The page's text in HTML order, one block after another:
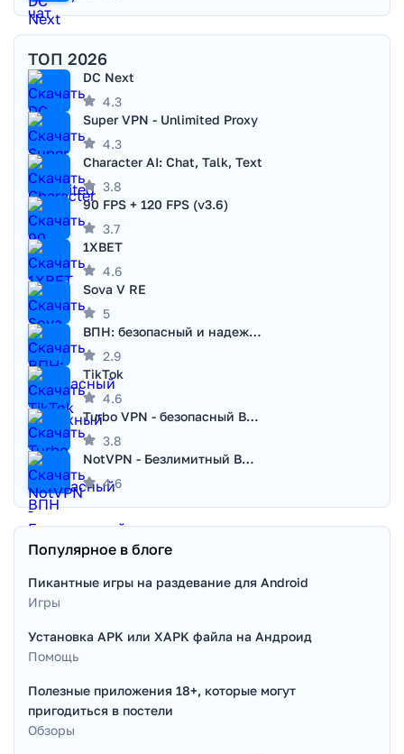
ТОП 2026
DC Next
4.3
Super VPN - Unlimited Proxy
4.3
Character AI: Chat, Talk, Text
3.8
90 FPS + 120 FPS (v3.6)
3.7
1XBET
4.6
Sova V RE
5
ВПН: безопасный и надежный VPN
2.9
TikTok
4.6
Turbo VPN - безопасный ВПН
3.8
NotVPN - Безлимитный ВПН | VPN
4.6
Популярное в блоге
Пикантные игры на раздевание для Android
Игры
Установка APK или XAPK файла на Андроид
Помощь
Полезные приложения 18+, которые могут
пригодиться в постели
Обзоры